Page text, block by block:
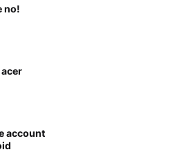
no!
account